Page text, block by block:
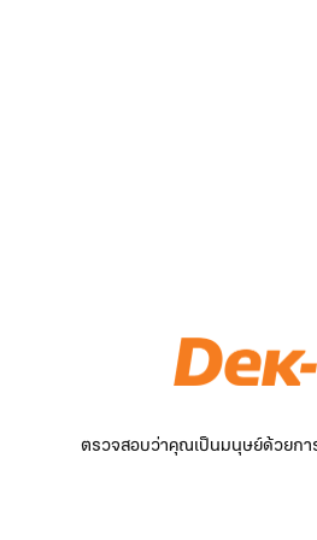
ตรวจสอบว่าคุณเป็นมนุษย์ด้วยกา